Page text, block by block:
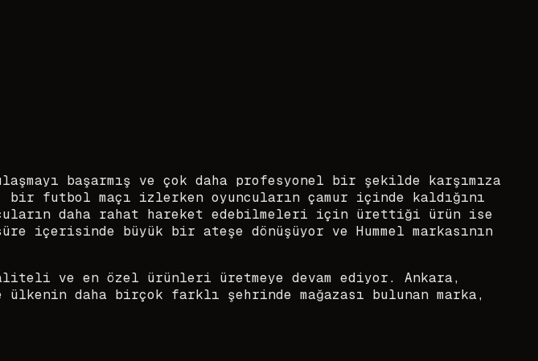
başarmış ve çok daha profesyonel bir şekilde karşımıza
futbol maçı izlerken oyuncuların çamur içinde kaldığını
daha rahat hareket edebilmeleri için ürettiği ürün ise
içerisinde büyük bir ateşe dönüşüyor ve Hummel markasının
ve en özel ürünleri üretmeye devam ediyor. Ankara,
daha birçok farklı şehrinde mağazası bulunan marka,